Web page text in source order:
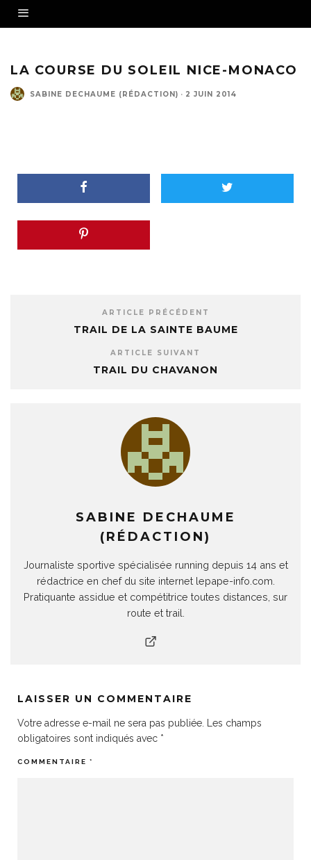
LA COURSE DU SOLEIL NICE-MONACO
SABINE DECHAUME (RÉDACTION) · 2 JUIN 2014
ARTICLE PRÉCÉDENT
TRAIL DE LA SAINTE BAUME
ARTICLE SUIVANT
TRAIL DU CHAVANON
SABINE DECHAUME
(RÉDACTION)
Journaliste sportive spécialisée running depuis 14 ans et
rédactrice en chef du site internet lepape-info.com.
Pratiquante assidue et compétitrice toutes distances, sur
route et trail.
LAISSER UN COMMENTAIRE
Votre adresse e-mail ne sera pas publiée.
Les champs
obligatoires sont indiqués avec *
COMMENTAIRE *